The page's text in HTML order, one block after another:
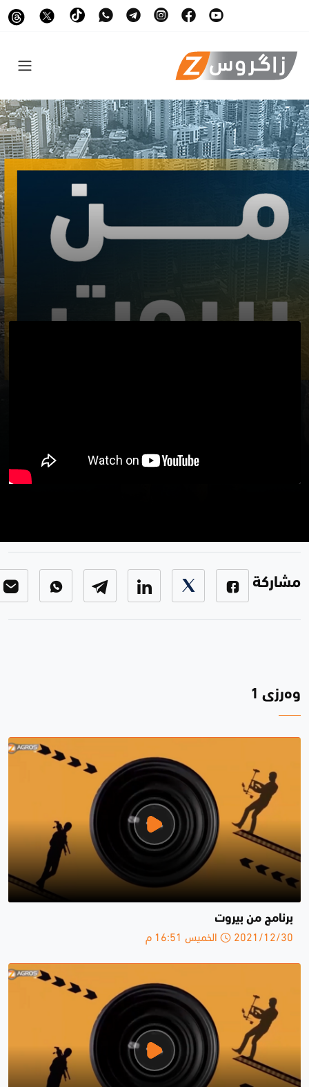
مشاركة
وەرزی 1
برنامج من بيروت
2021/12/30 الخميس 16:51 م